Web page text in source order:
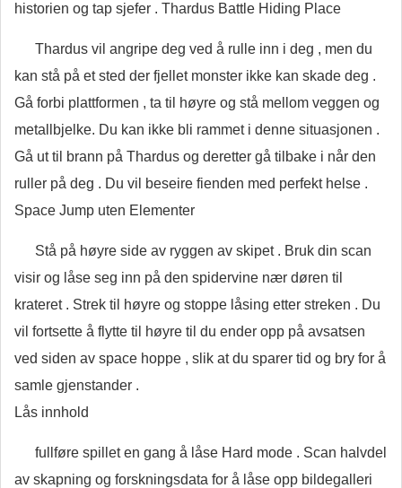
historien og tap sjefer . Thardus Battle Hiding Place
Thardus vil angripe deg ved å rulle inn i deg , men du
kan stå på et sted der fjellet monster ikke kan skade deg .
Gå forbi plattformen , ta til høyre og stå mellom veggen og
metallbjelke. Du kan ikke bli rammet i denne situasjonen .
Gå ut til brann på Thardus og deretter gå tilbake i når den
ruller på deg . Du vil beseire fienden med perfekt helse .
Space Jump uten Elementer
Stå på høyre side av ryggen av skipet . Bruk din scan
visir og låse seg inn på den spidervine nær døren til
krateret . Strek til høyre og stoppe låsing etter streken . Du
vil fortsette å flytte til høyre til du ender opp på avsatsen
ved siden av space hoppe , slik at du sparer tid og bry for å
samle gjenstander .
Lås innhold
fullføre spillet en gang å låse Hard mode . Scan halvdel
av skapning og forskningsdata for å låse opp bildegalleri